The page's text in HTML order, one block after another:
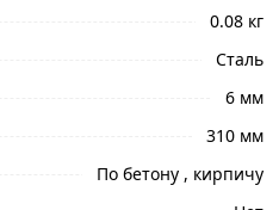
0.08 кг
Сталь
6 мм
310 мм
По бетону , кирпичу